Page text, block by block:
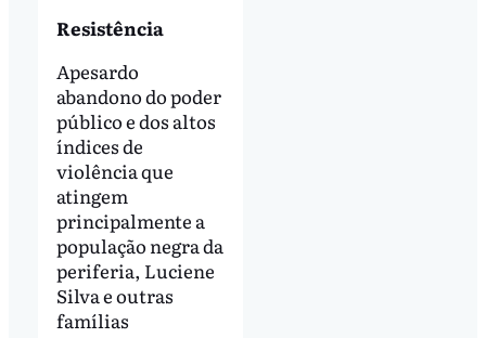
Resistência
Apesardo
abandono do poder
público e dos altos
índices de
violência que
atingem
principalmente a
população negra da
periferia, Luciene
Silva e outras
famílias